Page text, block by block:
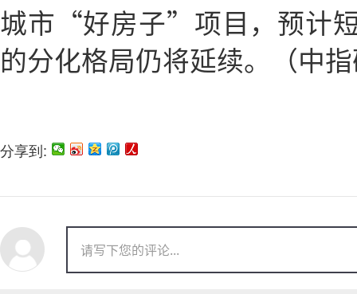
城市“好房子”项目，预计
的分化格局仍将延续。（中
分享到: